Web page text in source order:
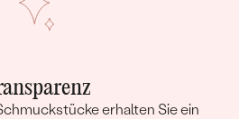
erhalten Sie ein